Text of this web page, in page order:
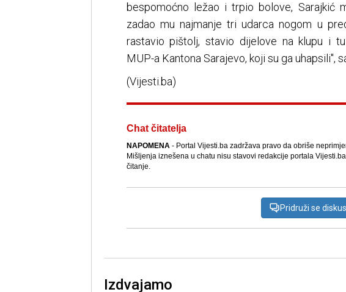
bespomoćno ležao i trpio bolove, Sarajkić
zadao mu najmanje tri udarca nogom u
rastavio pištolj, stavio dijelove na klupu i
MUP-a Kantona Sarajevo, koji su ga uhapsili",
(Vijesti.ba)
Chat čitatelja
NAPOMENA- Portal Vijesti.ba zadržava pravo da obriše
Mišljenja iznešena u chatu nisu stavovi redakcije portala
čitanje.
Pridruži se
Izdvajamo